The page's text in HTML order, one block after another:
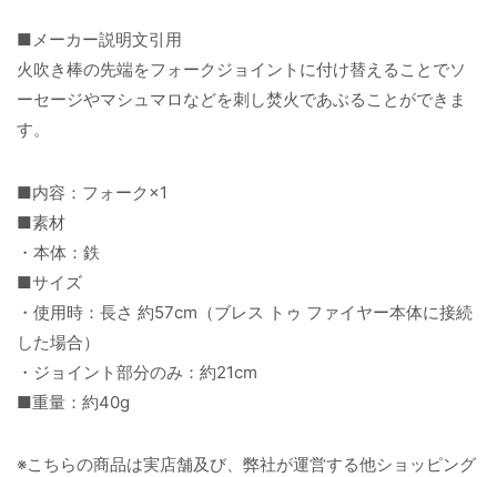
■メーカー説明文引用
火吹き棒の先端をフォークジョイントに付け替えることでソ
ーセージやマシュマロなどを刺し焚火であぶることができま
す。
■内容：フォーク×1
■素材
・本体：鉄
■サイズ
・使用時：長さ 約57cm（ブレス トゥ ファイヤー本体に接続
した場合）
・ジョイント部分のみ：約21cm
■重量：約40g
※こちらの商品は実店舗及び、弊社が運営する他ショッピング